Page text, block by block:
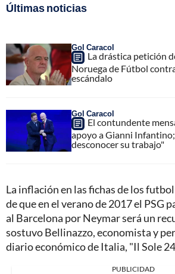
Últimas noticias
Gol Caracol
La drástica petición
Noruega de Fútbol
escándalo
Gol Caracol
El contundente
apoyo a Gianni
desconocer su trabajo"
La inflación en las fichas de los
de que en el verano de 2017 el PSG
al Barcelona por Neymar será un
sostuvo Bellinazzo, economista y
diario económico de Italia, "Il Sole
PUBLICIDAD